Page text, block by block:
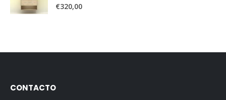
0out of 5
€320,00
CONTACTO